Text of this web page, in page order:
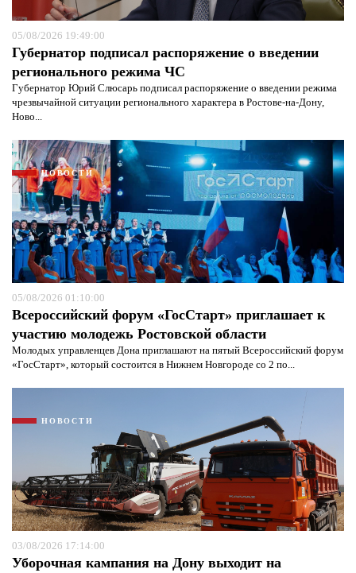
05/08/2026 19:49:00
Губернатор подписал распоряжение о введении
регионального режима ЧС
Губернатор Юрий Слюсарь подписал распоряжение о введении режима
чрезвычайной ситуации регионального характера в Ростове-на-Дону,
Ново...
НОВОСТИ
05/08/2026 01:10:00
Всероссийский форум «ГосСтарт» приглашает к
участию молодежь Ростовской области
Молодых управленцев Дона приглашают на пятый Всероссийский форум
«ГосСтарт», который состоится в Нижнем Новгороде со 2 по...
НОВОСТИ
03/08/2026 17:14:00
Уборочная кампания на Дону выходит на
Я согласен сполитикой конфиденциальности и
защиты информации*
Я согласен сполитикой конфиденциальности и
защиты информации*